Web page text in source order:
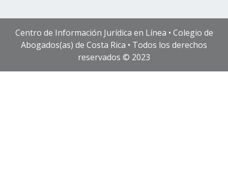
Centro de Información Jurídica en Línea • Colegio de
Abogados(as) de Costa Rica • Todos los derechos
reservados © 2023